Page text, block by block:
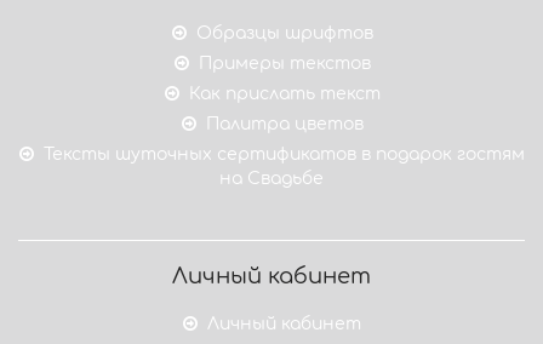
Образцы шрифтов
Примеры текстов
Как прислать текст
Палитра цветов
Тексты шуточных сертификатов в подарок гостям
на Свадьбе
Личный кабинет
Личный кабинет